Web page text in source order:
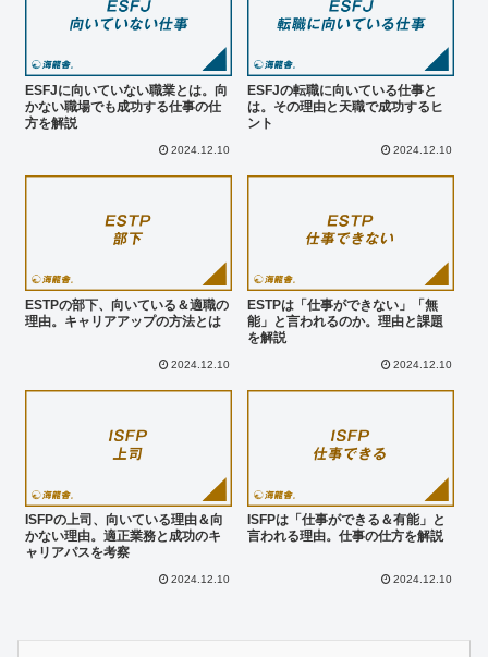
ESFJに向いていない職業とは。向
かない職場でも成功する仕事の仕
方を解説
2024.12.10
ESFJの転職に向いている仕事と
は。その理由と天職で成功するヒ
ント
2024.12.10
ESTPの部下、向いている＆適職の
理由。キャリアアップの方法とは
2024.12.10
ESTPは「仕事ができない」「無
能」と言われるのか。理由と課題
を解説
2024.12.10
ISFPの上司、向いている理由＆向
かない理由。適正業務と成功のキ
ャリアパスを考察
2024.12.10
ISFPは「仕事ができる＆有能」と
言われる理由。仕事の仕方を解説
2024.12.10